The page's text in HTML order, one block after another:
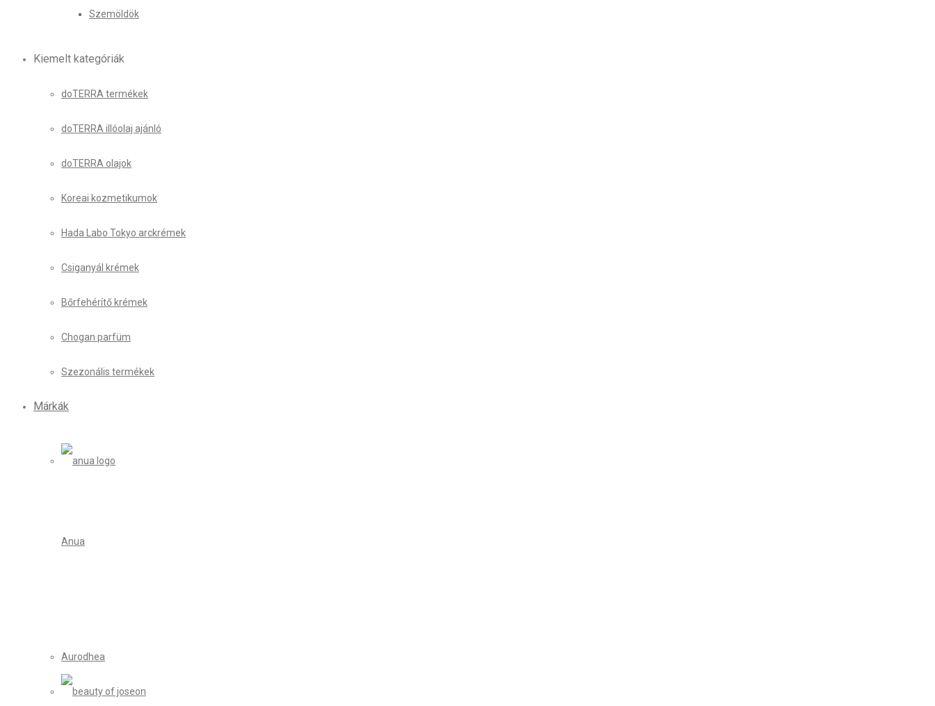
Szemöldök
Kiemelt kategóriák
doTERRA termékek
doTERRA illóolaj ajánló
doTERRA olajok
Koreai kozmetikumok
Hada Labo Tokyo arckrémek
Csiganyál krémek
Bőrfehérítő krémek
Chogan parfüm
Szezonális termékek
Márkák
Anua
Aurodhea